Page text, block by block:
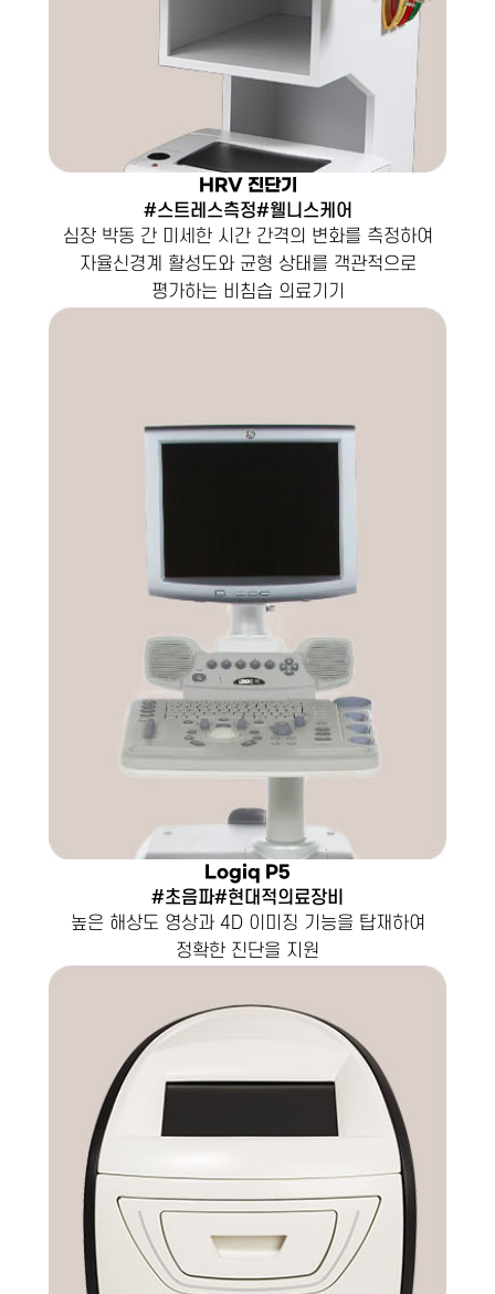
HRV 진단기
#스트레스측정#웰니스케어
심장 박동 간 미세한 시간 간격의 변화를 측정하여
자율신경계 활성도와 균형 상태를 객관적으로
평가하는 비침습 의료기기
Logiq P5
#초음파#현대적의료장비
높은 해상도 영상과 4D 이미징 기능을 탑재하여
정확한 진단을 지원